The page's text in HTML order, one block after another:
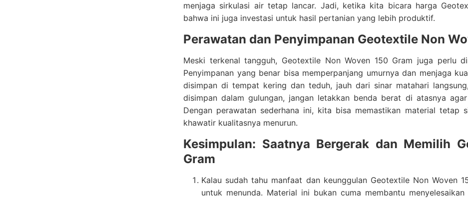
menjaga sirkulasi air tetap lancar. Jadi, ketika kita bicara harga
bahwa ini juga investasi untuk hasil pertanian yang lebih produktif.
Perawatan dan Penyimpanan Geotextile Non
Meski terkenal tangguh, Geotextile Non Woven 150 Gram juga perlu
Penyimpanan yang benar bisa memperpanjang umurnya dan menjaga
disimpan di tempat kering dan teduh, jauh dari sinar matahari
disimpan dalam gulungan, jangan letakkan benda berat di atasnya
Dengan perawatan sederhana ini, kita bisa memastikan material tetap
khawatir kualitasnya menurun.
Kesimpulan: Saatnya Bergerak dan Memilih
Gram
Kalau sudah tahu manfaat dan keunggulan Geotextile Non Woven
untuk menunda. Material ini bukan cuma membantu